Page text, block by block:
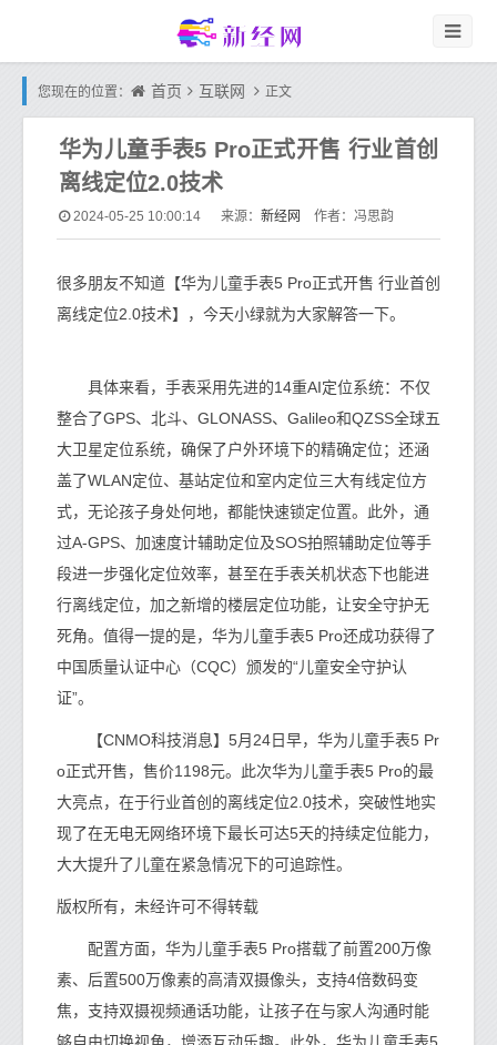
您现在的位置： 首页 互联网 正文
华为儿童手表5 Pro正式开售 行业首创
离线定位2.0技术
2024-05-25 10:00:14 来源： 新经网 作者：冯思韵
很多朋友不知道【华为儿童手表5 Pro正式开售 行业首创
离线定位2.0技术】，今天小绿就为大家解答一下。
具体来看，手表采用先进的14重AI定位系统：不仅
整合了GPS、北斗、GLONASS、Galileo和QZSS全球五
大卫星定位系统，确保了户外环境下的精确定位；还涵
盖了WLAN定位、基站定位和室内定位三大有线定位方
式，无论孩子身处何地，都能快速锁定位置。此外，通
过A-GPS、加速度计辅助定位及SOS拍照辅助定位等手
段进一步强化定位效率，甚至在手表关机状态下也能进
行离线定位，加之新增的楼层定位功能，让安全守护无
死角。值得一提的是，华为儿童手表5 Pro还成功获得了
中国质量认证中心（CQC）颁发的“儿童安全守护认
证”。
【CNMO科技消息】5月24日早，华为儿童手表5 Pr
o正式开售，售价1198元。此次华为儿童手表5 Pro的最
大亮点，在于行业首创的离线定位2.0技术，突破性地实
现了在无电无网络环境下最长可达5天的持续定位能力，
大大提升了儿童在紧急情况下的可追踪性。
版权所有，未经许可不得转载
配置方面，华为儿童手表5 Pro搭载了前置200万像
素、后置500万像素的高清双摄像头，支持4倍数码变
焦，支持双摄视频通话功能，让孩子在与家人沟通时能